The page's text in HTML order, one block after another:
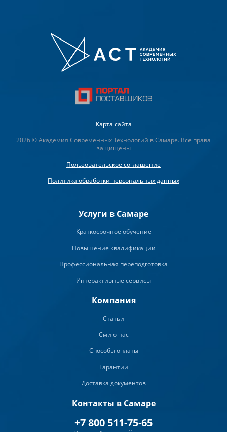
Карта сайта
2026 © Академия Современных Технологий в Самаре. Все права
защищены
Пользовательское соглашение
Политика обработки персональных данных
Услуги в Самаре
Краткосрочное обучение
Повышение квалификации
Профессиональная переподготовка
Интерактивные сервисы
Компания
Статьи
Сми о нас
Способы оплаты
Гарантии
Доставка документов
Контакты в Самаре
+7 800 511-75-65